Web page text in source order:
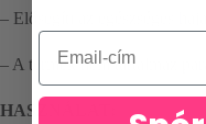
– Elősegíti az egészséges hajat
– A termék nem tartalmaz
HASZNÁLAT:
Email